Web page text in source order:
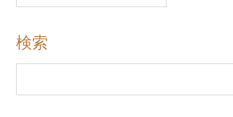
検索